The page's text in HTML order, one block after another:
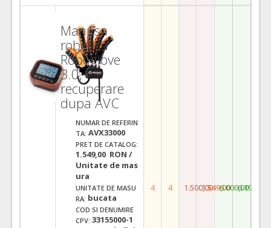
Manusa
robotica
Roboglove
3.0,
recuperare
dupa AVC
NUMAR DE REFERIN
TA: AVX33000
PRET DE CATALOG:
1.549,00 RON /
Unitate de mas
ura
UNITATE DE MASU
RA: bucata
COD SI DENUMIRE
CPV: 33155000-1
4 4 1.500,001.549,006.000,006.196,00